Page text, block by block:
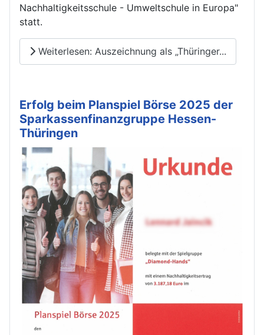
Nachhaltigkeitsschule - Umweltschule in Europa"
statt.
Weiterlesen: Auszeichnung als „Thüringer...
Erfolg beim Planspiel Börse 2025 der
Sparkassenfinanzgruppe Hessen-
Thüringen